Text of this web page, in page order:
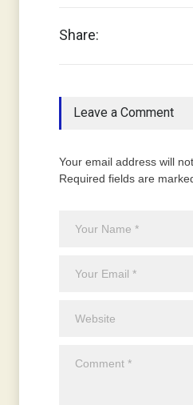
Share:
Leave a Comment
Your email address will
Required fields are